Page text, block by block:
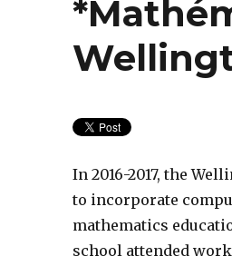
In 2016-2017, the
to incorporate
mathematics
school attended